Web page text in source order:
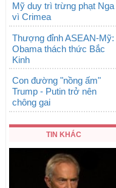
Mỹ duy trì trừng phạt Nga
vì Crimea
Thượng đỉnh ASEAN-Mỹ:
Obama thách thức Bắc
Kinh
Con đường "nồng ấm"
Trump - Putin trở nên
chông gai
TIN KHÁC